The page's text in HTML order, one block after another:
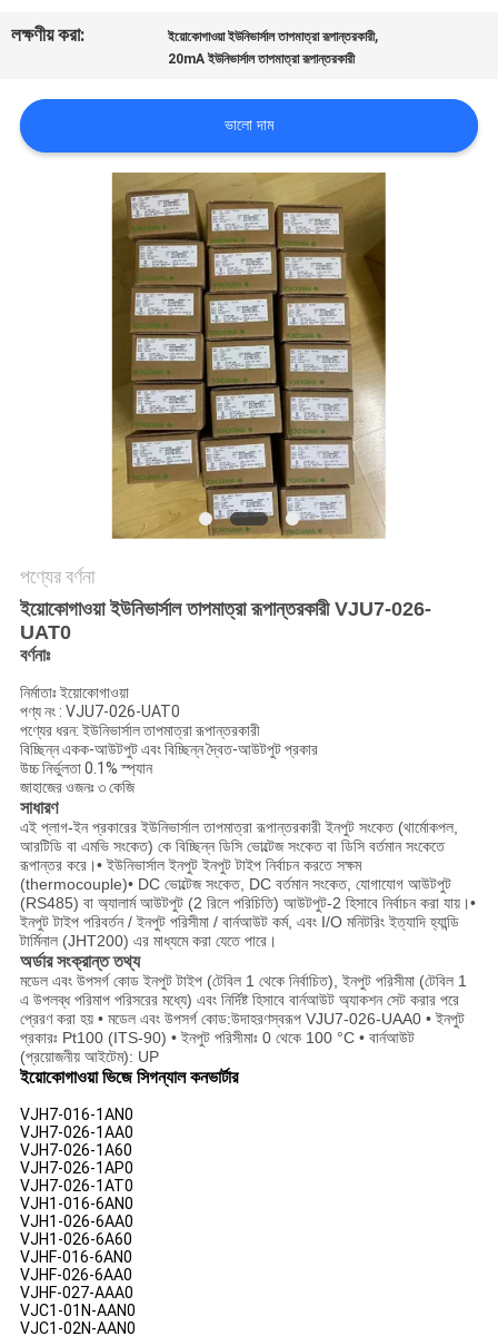
যোগাযোগ
করুন
খবর
লক্ষণীয় করা:
ইয়োকোগাওয়া ইউনিভার্সাল তাপমাত্রা রূপান্তরকারী,
20mA ইউনিভার্সাল তাপমাত্রা রূপান্তরকারী
ভালো দাম
পণ্যের বর্ণনা
ইয়োকোগাওয়া ইউনিভার্সাল তাপমাত্রা রূপান্তরকারী VJU7-026-
UAT0
বর্ণনাঃ
নির্মাতাঃ ইয়োকোগাওয়া
পণ্য নং : VJU7-026-UAT0
পণ্যের ধরন: ইউনিভার্সাল তাপমাত্রা রূপান্তরকারী
বিচ্ছিন্ন একক-আউটপুট এবং বিচ্ছিন্ন দ্বৈত-আউটপুট প্রকার
উচ্চ নির্ভুলতা 0.1% স্প্যান
জাহাজের ওজনঃ ৩ কেজি
সাধারণ
এই প্লাগ-ইন প্রকারের ইউনিভার্সাল তাপমাত্রা রূপান্তরকারী ইনপুট সংকেত (থার্মোকপল,
আরটিডি বা এমভি সংকেত) কে বিচ্ছিন্ন ডিসি ভোল্টেজ সংকেত বা ডিসি বর্তমান সংকেতে
রূপান্তর করে।• ইউনিভার্সাল ইনপুট ইনপুট টাইপ নির্বাচন করতে সক্ষম
(thermocouple)• DC ভোল্টেজ সংকেত, DC বর্তমান সংকেত, যোগাযোগ আউটপুট
(RS485) বা অ্যালার্ম আউটপুট (2 রিলে পরিচিতি) আউটপুট-2 হিসাবে নির্বাচন করা যায়।•
ইনপুট টাইপ পরিবর্তন / ইনপুট পরিসীমা / বার্নআউট কর্ম, এবং I/O মনিটরিং ইত্যাদি হ্যান্ডি
টার্মিনাল (JHT200) এর মাধ্যমে করা যেতে পারে।
অর্ডার সংক্রান্ত তথ্য
মডেল এবং উপসর্গ কোড ইনপুট টাইপ (টেবিল 1 থেকে নির্বাচিত), ইনপুট পরিসীমা (টেবিল 1
এ উপলব্ধ পরিমাপ পরিসরের মধ্যে) এবং নির্দিষ্ট হিসাবে বার্নআউট অ্যাকশন সেট করার পরে
প্রেরণ করা হয় • মডেল এবং উপসর্গ কোড:উদাহরণস্বরূপ VJU7-026-UAA0 • ইনপুট
প্রকারঃ Pt100 (ITS-90) • ইনপুট পরিসীমাঃ 0 থেকে 100 °C • বার্নআউট
(প্রয়োজনীয় আইটেম): UP
ইয়োকোগাওয়া ভিজে সিগন্যাল কনভার্টার
VJH7-016-1AN0
VJH7-026-1AA0
VJH7-026-1A60
VJH7-026-1AP0
VJH7-026-1AT0
VJH1-016-6AN0
VJH1-026-6AA0
VJH1-026-6A60
VJHF-016-6AN0
VJHF-026-6AA0
VJHF-027-AAA0
VJC1-01N-AAN0
VJC1-02N-AAN0